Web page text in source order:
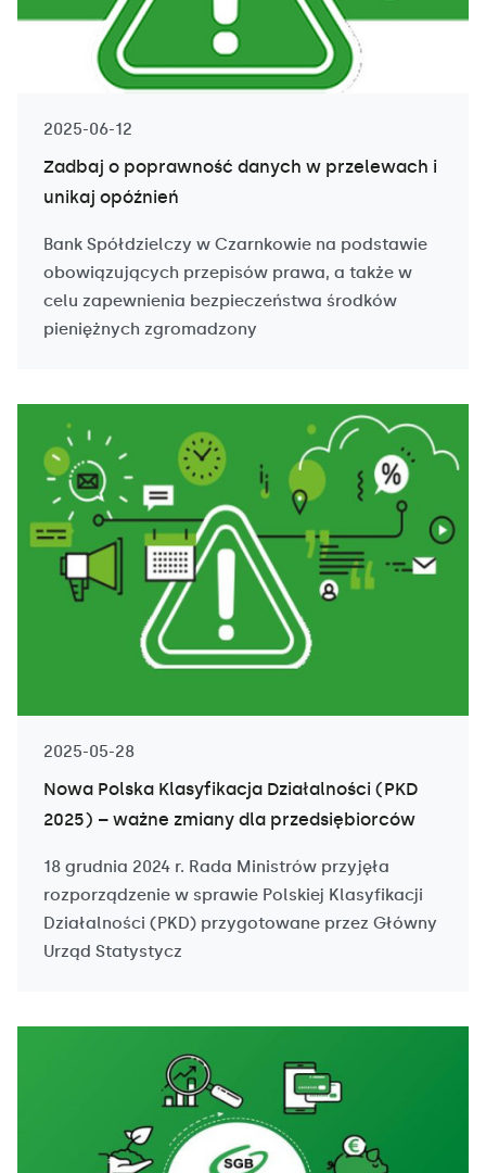
2025-06-12
Zadbaj o poprawność danych w przelewach i
unikaj opóźnień
Bank Spółdzielczy w Czarnkowie na podstawie
obowiązujących przepisów prawa, a także w
celu zapewnienia bezpieczeństwa środków
pieniężnych zgromadzony
2025-05-28
Nowa Polska Klasyfikacja Działalności (PKD
2025) – ważne zmiany dla przedsiębiorców
18 grudnia 2024 r. Rada Ministrów przyjęła
rozporządzenie w sprawie Polskiej Klasyfikacji
Działalności (PKD) przygotowane przez Główny
Urząd Statystycz